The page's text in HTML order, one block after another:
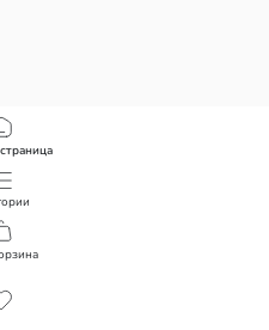
приложение